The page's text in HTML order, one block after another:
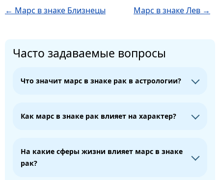
← Марс в знаке Близнецы Марс в знаке Лев →
Часто задаваемые вопросы
Что значит марс в знаке рак в астрологии?
Как марс в знаке рак влияет на характер?
На какие сферы жизни влияет марс в знаке
рак?